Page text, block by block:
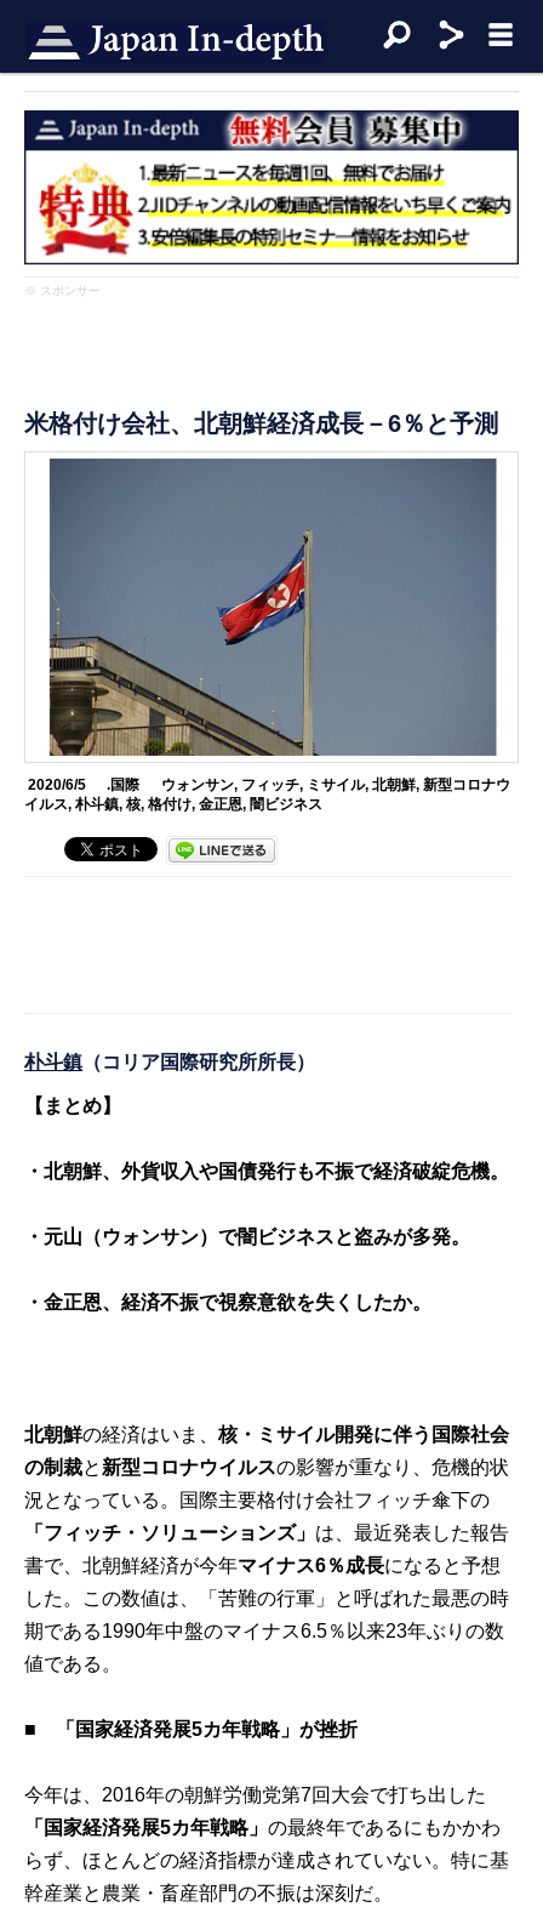
※ スポンサー
米格付け会社、北朝鮮経済成長－6％と予測
2020/6/5 .国際 ウォンサン, フィッチ, ミサイル, 北朝鮮, 新型コロナウ
イルス,朴斗鎮,核,格付け,金正恩, 闇ビジネス
朴斗鎮（コリア国際研究所所長）
【まとめ】
・北朝鮮、外貨収入や国債発行も不振で経済破綻危機。
・元山（ウォンサン）で闇ビジネスと盗みが多発。
・金正恩、経済不振で視察意欲を失くしたか。
北朝鮮の経済はいま、核・ミサイル開発に伴う国際社会
の制裁と 新型コロナウイルスの影響が重なり、危機的状
況となっている。国際主要格付け会社フィッチ傘下の
「フィッチ・ソリューションズ」 は、最近発表した報告
書で、北朝鮮経済が今年マイナス6％成長になると予想
した。この数値は、「苦難の行軍」と呼ばれた最悪の時
期である1990年中盤のマイナス6.5％以来23年ぶりの数
値である。
■ 「国家経済発展5カ年戦略」が挫折
今年は、2016年の朝鮮労働党第7回大会で打ち出した
「国家経済発展5カ年戦略」の最終年であるにもかかわ
らず、ほとんどの経済指標が達成されていない。特に基
幹産業と農業・畜産部門の不振は深刻だ。